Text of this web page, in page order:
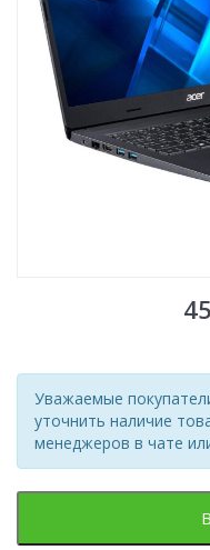
Уважаемые
уточнить наличие
менеджеров в чате